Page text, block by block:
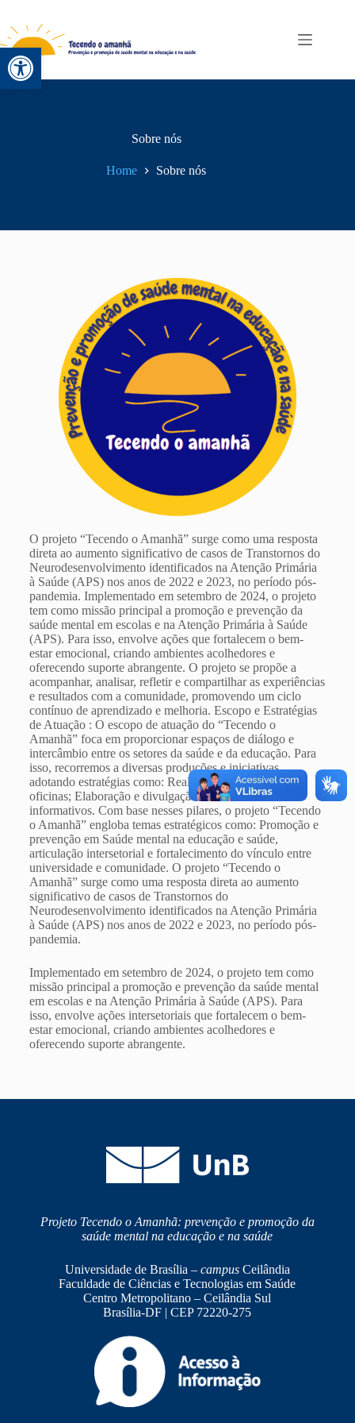
Abrir a barra de ferramentas
Sobre nós
Home Sobre nós
O projeto “Tecendo o Amanhã” surge como uma resposta
direta ao aumento significativo de casos de Transtornos do
Neurodesenvolvimento identificados na Atenção Primária
à Saúde (APS) nos anos de 2022 e 2023, no período pós-
pandemia. Implementado em setembro de 2024, o projeto
tem como missão principal a promoção e prevenção da
saúde mental em escolas e na Atenção Primária à Saúde
(APS). Para isso, envolve ações que fortalecem o bem-
estar emocional, criando ambientes acolhedores e
oferecendo suporte abrangente. O projeto se propõe a
acompanhar, analisar, refletir e compartilhar as experiências
e resultados com a comunidade, promovendo um ciclo
contínuo de aprendizado e melhoria. Escopo e Estratégias
de Atuação : O escopo de atuação do “Tecendo o
Amanhã” foca em proporcionar espaços de diálogo e
intercâmbio entre os setores da saúde e da educação. Para
isso, recorremos a diversas produções e iniciativas,
adotando estratégias como: Realização de seminários e
oficinas; Elaboração e divulgação de materiais
informativos. Com base nesses pilares, o projeto “Tecendo
o Amanhã” engloba temas estratégicos como: Promoção e
prevenção em Saúde mental na educação e saúde,
articulação intersetorial e fortalecimento do vínculo entre
universidade e comunidade. O projeto “Tecendo o
Amanhã” surge como uma resposta direta ao aumento
significativo de casos de Transtornos do
Neurodesenvolvimento identificados na Atenção Primária
à Saúde (APS) nos anos de 2022 e 2023, no período pós-
pandemia.
Implementado em setembro de 2024, o projeto tem como
missão principal a promoção e prevenção da saúde mental
em escolas e na Atenção Primária à Saúde (APS). Para
isso, envolve ações intersetoriais que fortalecem o bem-
estar emocional, criando ambientes acolhedores e
oferecendo suporte abrangente.
Projeto Tecendo o Amanhã: prevenção e promoção da
saúde mental na educação e na saúde
Universidade de Brasília – campusCeilândia
Faculdade de Ciências e Tecnologias em Saúde
Centro Metropolitano – Ceilândia Sul
Brasília-DF | CEP 72220-275